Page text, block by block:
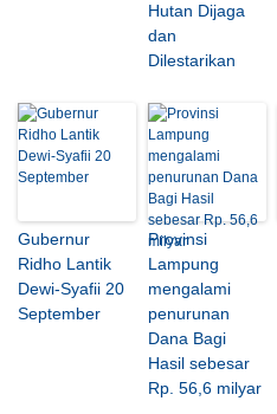
Hutan Dijaga
dan
Dilestarikan
Gubernur
Ridho Lantik
Dewi-Syafii 20
September
Provinsi
Lampung
mengalami
penurunan
Dana Bagi
Hasil sebesar
Rp. 56,6 milyar